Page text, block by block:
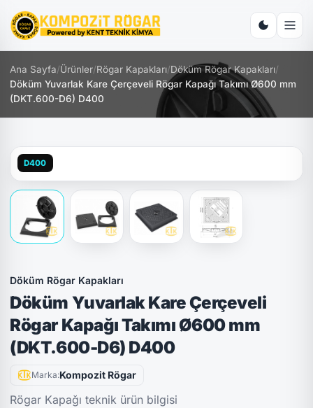
Ana Sayfa/Ürünler/Rögar Kapakları/Döküm Rögar Kapakları/
Döküm Yuvarlak Kare Çerçeveli Rögar Kapağı Takımı Ø600 mm
(DKT.600-D6) D400
D400
Döküm Rögar Kapakları
Döküm Yuvarlak Kare Çerçeveli
Rögar Kapağı Takımı Ø600 mm
(DKT.600-D6) D400
Marka:Kompozit Rögar
Rögar Kapağı teknik ürün bilgisi